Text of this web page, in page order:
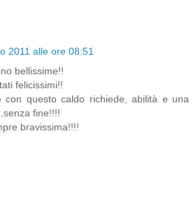
2011 alle ore 08:51
bellissime!!
felicissimi!!
con questo caldo richiede, abilità e una
fine!!!!
bravissima!!!!